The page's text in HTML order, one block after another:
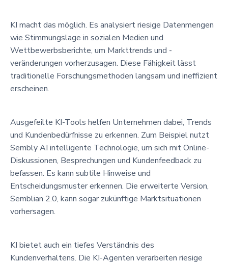
KI macht das möglich. Es analysiert riesige Datenmengen
wie Stimmungslage in sozialen Medien und
Wettbewerbsberichte, um Markttrends und -
veränderungen vorherzusagen. Diese Fähigkeit lässt
traditionelle Forschungsmethoden langsam und ineffizient
erscheinen.
Ausgefeilte KI-Tools helfen Unternehmen dabei, Trends
und Kundenbedürfnisse zu erkennen. Zum Beispiel nutzt
Sembly AI intelligente Technologie, um sich mit Online-
Diskussionen, Besprechungen und Kundenfeedback zu
befassen. Es kann subtile Hinweise und
Entscheidungsmuster erkennen. Die erweiterte Version,
Semblian 2.0, kann sogar zukünftige Marktsituationen
vorhersagen.
KI bietet auch ein tiefes Verständnis des
Kundenverhaltens. Die KI-Agenten verarbeiten riesige